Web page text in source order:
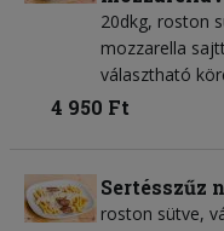
20dkg, roston
mozzarella
választható
4 950 Ft
Sertésszűz
roston sütve,